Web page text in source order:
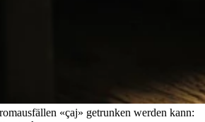
«çaj» getrunken werden kann: